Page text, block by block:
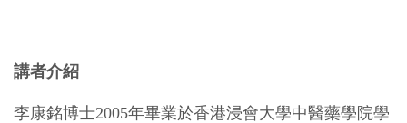
講者介紹
李康銘博士2005年畢業於香港浸會大學中醫藥學院學